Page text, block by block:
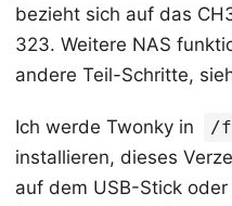
bezieht sich auf das
323. Weitere NAS
andere Teil-Schritte,
Ich werde Twonky in /
installieren, dieses
auf dem USB-Stick